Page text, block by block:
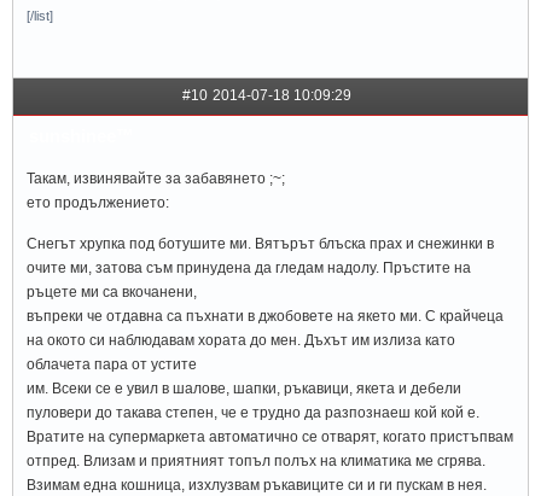
[/list]
#10 2014-07-18 10:09:29
Такам, извинявайте за забавянето ;~;
ето продължението:
Снегът хрупка под ботушите ми. Вятърът блъска прах и снежинки в
очите ми, затова съм принудена да гледам надолу. Пръстите на
ръцете ми са вкочанени,
въпреки че отдавна са пъхнати в джобовете на якето ми. С крайчеца
на окото си наблюдавам хората до мен. Дъхът им излиза като
облачета пара от устите
им. Всеки се е увил в шалове, шапки, ръкавици, якета и дебели
пуловери до такава степен, че е трудно да разпознаеш кой кой е.
Вратите на супермаркета автоматично се отварят, когато пристъпвам
отпред. Влизам и приятният топъл полъх на климатика ме сгрява.
Взимам една кошница, изхлузвам ръкавиците си и ги пускам в нея.